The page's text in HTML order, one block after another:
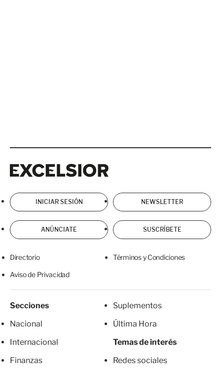
INICIAR SESIÓN NEWSLETTER
ANÚNCIATE SUSCRÍBETE
Directorio Términos y Condiciones
Aviso de Privacidad
Secciones
Nacional
Internacional
Finanzas
Suplementos
Última Hora
Temas de interés
Redes sociales